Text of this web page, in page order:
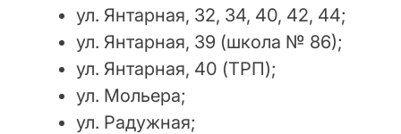
ул. Янтарная, 32, 34, 40, 42, 44;
ул. Янтарная, 39 (школа № 86);
ул. Янтарная, 40 (ТРП);
ул. Мольера;
ул. Радужная;